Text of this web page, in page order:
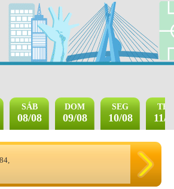
SÁB
08/08
DOM
09/08
SEG
10/08
TER
11/08